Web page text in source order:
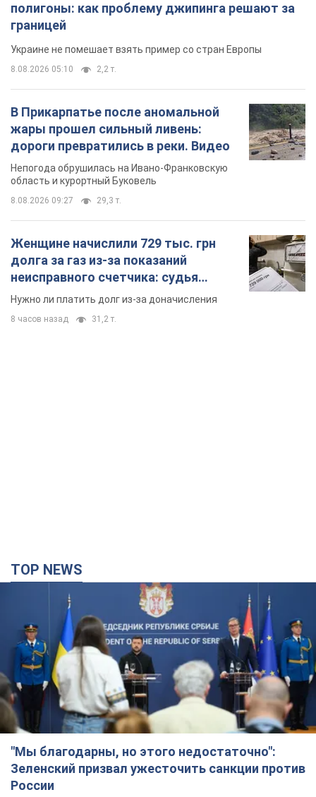
полигоны: как проблему джипинга решают за
границей
Украине не помешает взять пример со стран Европы
8.08.2026 05:10 2,2 т.
В Прикарпатье после аномальной
жары прошел сильный ливень:
дороги превратились в реки. Видео
Непогода обрушилась на Ивано-Франковскую
область и курортный Буковель
8.08.2026 09:27 29,3 т.
Женщине начислили 729 тыс. грн
долга за газ из-за показаний
неисправного счетчика: судья
вынес неожиданное решение
Нужно ли платить долг из-за доначисления
8 часов назад 31,2 т.
TOP NEWS
"Мы благодарны, но этого недостаточно":
Зеленский призвал ужесточить санкции против
России